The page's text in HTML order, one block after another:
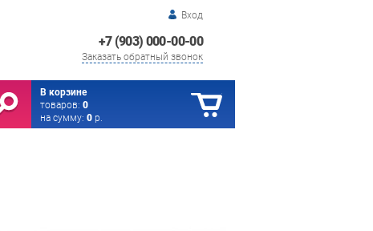
Вход
+7 (903) 000-00-00
Заказать обратный звонок
В корзине
товаров: 0
на сумму: 0 р.